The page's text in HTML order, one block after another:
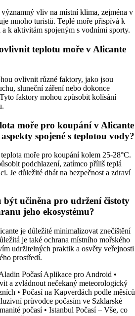
vliv na místní klima, zejména v
mnoho turistů. Teplé moře přispívá k
k aktivitám spojeným s vodními sporty.
teplotu moře v Alicante
ovlivnit různé faktory, jako jsou
sluneční záření nebo dokonce
faktory mohou způsobit kolísání
moře pro koupání v Alicante
spojené s teplotou vody?
moře pro koupání kolem 25-28°C.
podchlazení, zatímco příliš teplá
Je důležité dbát na bezpečnost a zdraví
učiněna pro udržení čistoty
jeho ekosystému?
je důležité minimalizovat znečištění
je také ochrana místního mořského
udržitelných praktik a osvěty veřejnosti
prostředí.
Počasí Aplikace pro Android •
a zvládnout nečekaný meteorologický
• Počasí na Kapverdách podle měsíců
průvodce počasím ve Szklarské
počasí• Istanbul Počasí – Vše, co